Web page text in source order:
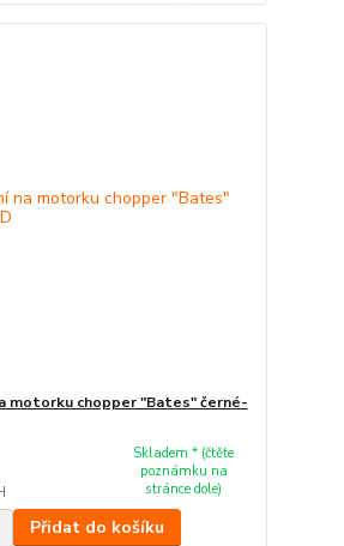
motorku chopper "Bates" černé-
Skladem * (čtěte
poznámku na
stránce dole)
Přidat do košíku